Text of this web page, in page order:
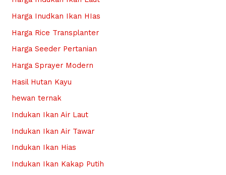
Harga Inudkan Ikan HIas
Harga Rice Transplanter
Harga Seeder Pertanian
Harga Sprayer Modern
Hasil Hutan Kayu
hewan ternak
Indukan Ikan Air Laut
Indukan Ikan Air Tawar
Indukan Ikan Hias
Indukan Ikan Kakap Putih